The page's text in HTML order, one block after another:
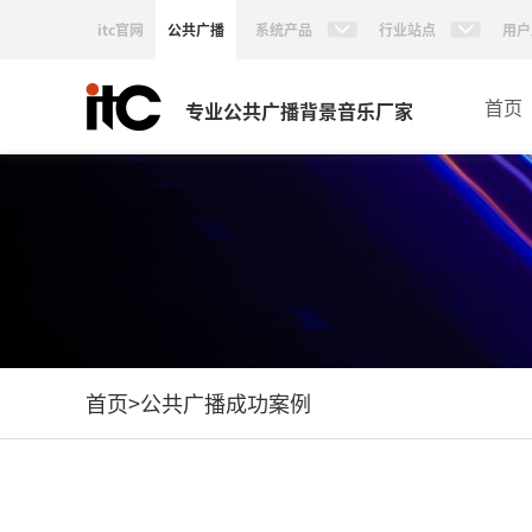
itc官网 公共广播 系统产品 行业站点 用
专业公共广播背景音乐厂家 首页
首页>公共广播成功案例